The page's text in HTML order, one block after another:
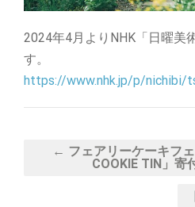
2024年4月よりNHK「日曜美
す。
https://www.nhk.jp/p/nichibi/
← フェアリーケーキフ
COOKIE TIN」寄